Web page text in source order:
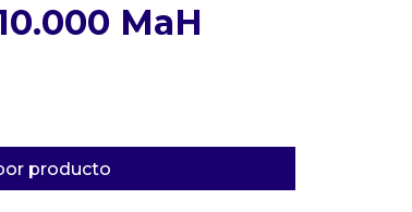
MaH
producto